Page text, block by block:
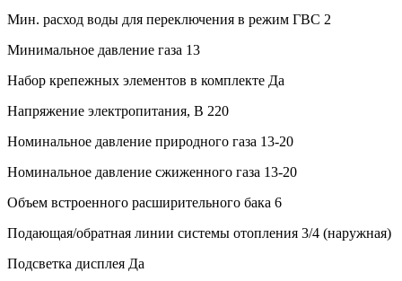
Мин. расход воды для переключения в режим ГВС 2
Минимальное давление газа 13
Набор крепежных элементов в комплекте Да
Напряжение электропитания, В 220
Номинальное давление природного газа 13-20
Номинальное давление сжиженного газа 13-20
Объем встроенного расширительного бака 6
Подающая/обратная линии системы отопления 3/4 (наружная)
Подсветка дисплея Да